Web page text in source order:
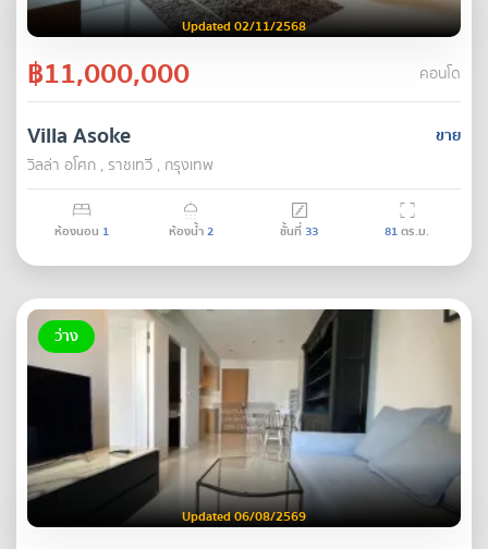
Updated 02/11/2568
฿11,000,000 คอนโด
ขาย
Villa Asoke
วิลล่า อโศก , ราชเทวี , กรุงเทพ
ห้องนอน 1 ห้องน้ำ2 ชั้นที่33 81ตร.ม.
ว่าง
Updated 06/08/2569